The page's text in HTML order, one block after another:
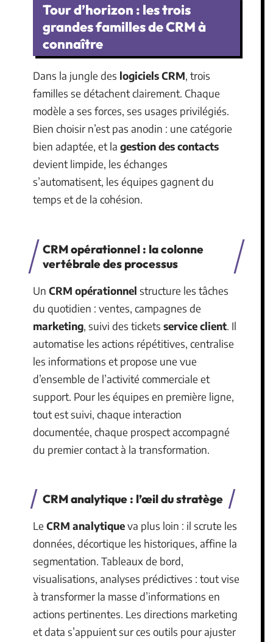
Tour d’horizon : les trois
grandes familles de CRM à
connaître
Dans la jungle des logiciels CRM, trois
familles se détachent clairement. Chaque
modèle a ses forces, ses usages privilégiés.
Bien choisir n’est pas anodin : une catégorie
bien adaptée, et la gestion des contacts
devient limpide, les échanges
s’automatisent, les équipes gagnent du
temps et de la cohésion.
CRM opérationnel : la colonne
vertébrale des processus
Un CRM opérationnel structure les tâches
du quotidien : ventes, campagnes de
marketing, suivi des tickets service client. Il
automatise les actions répétitives, centralise
les informations et propose une vue
d’ensemble de l’activité commerciale et
support. Pour les équipes en première ligne,
tout est suivi, chaque interaction
documentée, chaque prospect accompagné
du premier contact à la transformation.
CRM analytique : l’œil du stratège
Le CRM analytiqueva plus loin : il scrute les
données, décortique les historiques, affine la
segmentation. Tableaux de bord,
visualisations, analyses prédictives : tout vise
à transformer la masse d’informations en
actions pertinentes. Les directions marketing
et data s’appuient sur ces outils pour ajuster